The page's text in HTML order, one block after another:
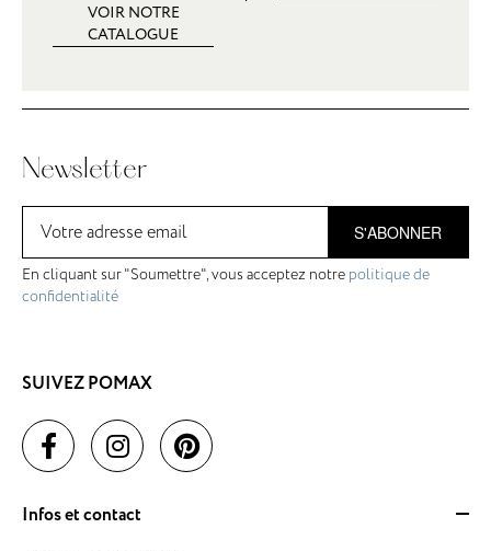
VOIR NOTRE
CATALOGUE
Newsletter
S'ABONNER
En cliquant sur "Soumettre", vous acceptez notre politique de
confidentialité
SUIVEZ POMAX
Infos et contact